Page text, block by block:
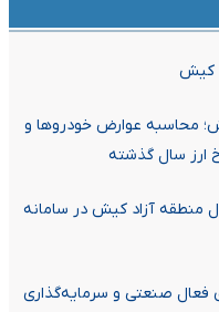
محاسبه عوارض خودروها و
ارز سال گذشته
منطقه آزاد کیش در سامانه
فعال صنعتی و سرمایه‌گذاری